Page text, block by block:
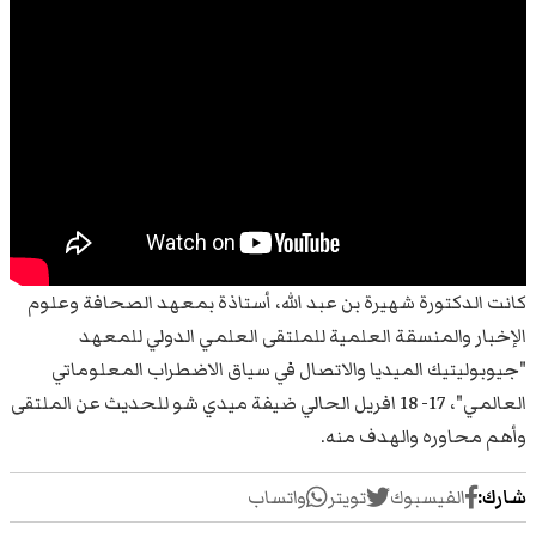
كانت الدكتورة شهيرة بن عبد الله، أستاذة بمعهد الصحافة وعلوم
الإخبار والمنسقة العلمية للملتقى العلمي الدولي للمعهد
"جيوبوليتيك الميديا والاتصال في سياق الاضطراب المعلوماتي
العالمي"، 17- 18 افريل الحالي ضيفة ميدي شو للحديث عن الملتقى
وأهم محاوره والهدف منه.
شارك: الفيسبوك تويتر واتساب